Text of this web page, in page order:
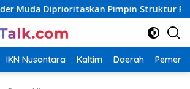
Pimpin Struktur Partai
IKN Nusantara Kaltim Daerah